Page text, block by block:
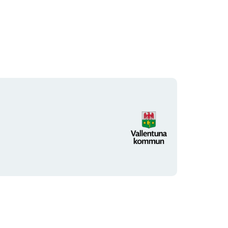
Organisationens
logotyp